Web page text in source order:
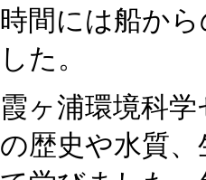
時間には船か
した。
霞ヶ浦環境科
の歴史や水質